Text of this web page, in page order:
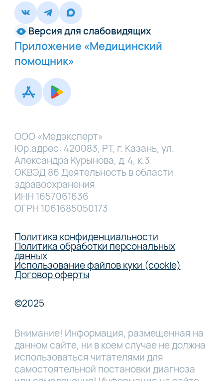
Версия для слабовидящих
Приложение «Медицинский
помощник»
ООО «Медэксперт»
Юр.адрес: 420083, РТ, г. Казань, ул.
Александра Курынова, д. 4, к.3
ОКВЭД 86 Деятельность в области
здравоохранения
ИНН 1657061636
ОГРН 1061685050173
Политика конфиденциальности
Политика обработки персональных
данных
Использование файлов куки (cookie)
Договор оферты
©2025
Внимание! Информация, размещенная на
данном сайте, ни в коем случае не должна
использоваться читателями для
самостоятельной постановки диагноза